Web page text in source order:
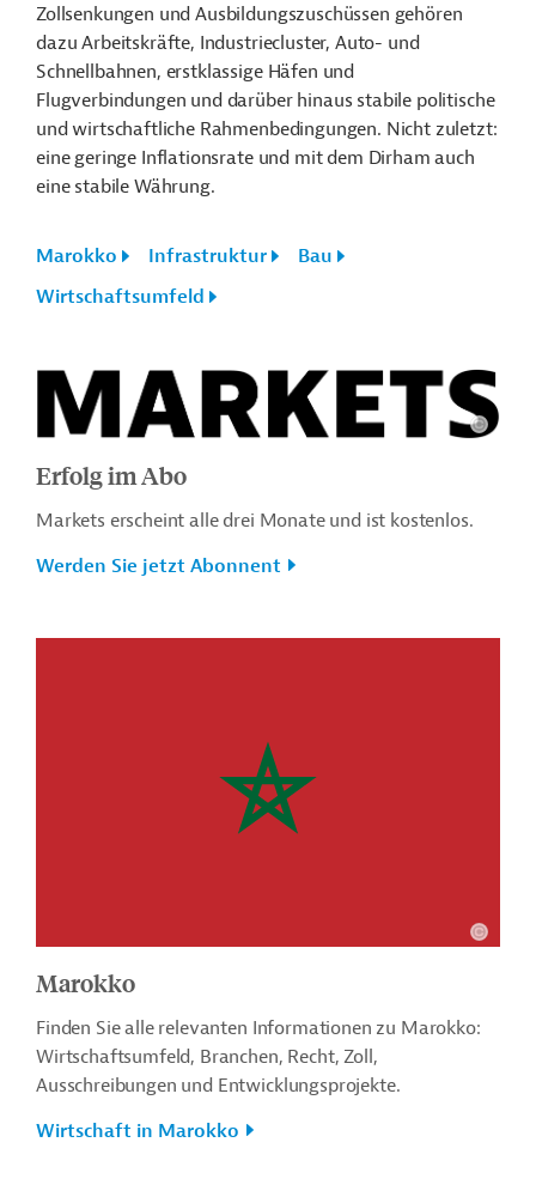
Zollsenkungen und Ausbildungszuschüssen gehören
dazu Arbeitskräfte, Industriecluster, Auto- und
Schnellbahnen, erstklassige Häfen und
Flugverbindungen und darüber hinaus stabile politische
und wirtschaftliche Rahmenbedingungen. Nicht zuletzt:
eine geringe Inflationsrate und mit dem Dirham auch
eine stabile Währung.
Marokko Infrastruktur
Bau
Wirtschaftsumfeld
Erfolg im Abo
Markets erscheint alle drei Monate und ist kostenlos.
Werden Sie jetzt Abonnent
Marokko
Finden Sie alle relevanten Informationen zu Marokko:
Wirtschaftsumfeld, Branchen, Recht, Zoll,
Ausschreibungen und Entwicklungsprojekte.
Wirtschaft in Marokko